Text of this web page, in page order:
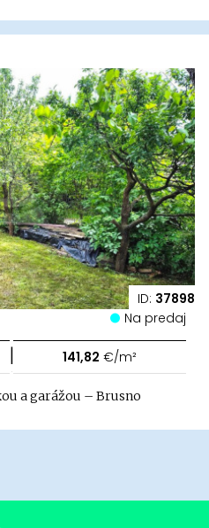
ID: 37898
Na predaj
| 141,82 €/m²
a garážou – Brusno